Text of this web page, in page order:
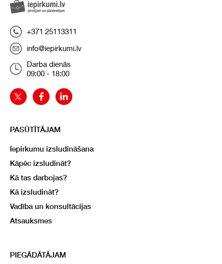
+371 25113311
info@iepirkumi.lv
Darba dienās
09:00 - 18:00
PASŪTĪTĀJAM
Iepirkumu izsludināšana
Kāpēc izsludināt?
Kā tas darbojas?
Kā izsludināt?
Vadība un konsultācijas
Atsauksmes
PIEGĀDĀTĀJAM